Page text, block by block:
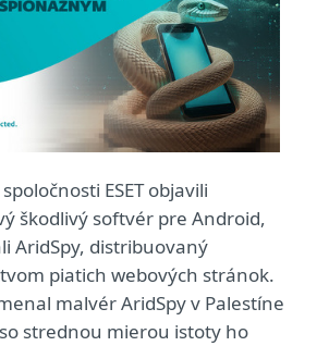
ESET objavili
škodlivý softvér pre Android,
AridSpy, distribuovaný
piatich webových stránok.
malvér AridSpy v Palestíne
strednou mierou istoty ho